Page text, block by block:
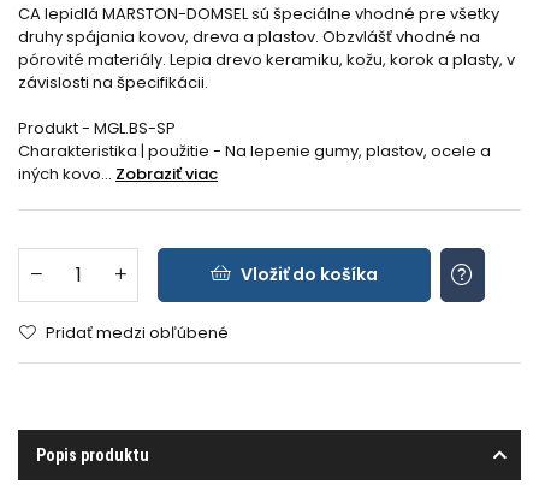
CA lepidlá MARSTON-DOMSEL sú špeciálne vhodné pre všetky
druhy spájania kovov, dreva a plastov. Obzvlášť vhodné na
pórovité materiály. Lepia drevo keramiku, kožu, korok a plasty, v
závislosti na špecifikácii.
Produkt - MGL.BS-SP
Charakteristika | použitie - Na lepenie gumy, plastov, ocele a
iných kovo... Zobraziť viac
Vložiť do košíka
Pridať medzi obľúbené
Popis produktu